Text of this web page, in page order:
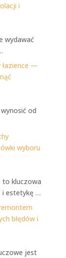
i
wydawać
łazience —
od
wyboru
to kluczowa
i estetykę …
błędów i
jest